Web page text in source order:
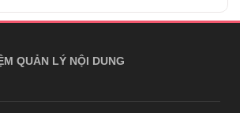
QUẢN LÝ NỘI DUNG